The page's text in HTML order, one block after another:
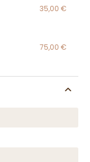
35,00 €
75,00 €